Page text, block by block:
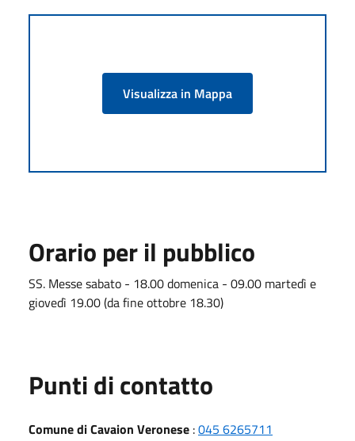
Visualizza in Mappa
Orario per il pubblico
SS. Messe sabato - 18.00 domenica - 09.00 martedì e
giovedì 19.00 (da fine ottobre 18.30)
Punti di contatto
Comune di Cavaion Veronese :045 6265711